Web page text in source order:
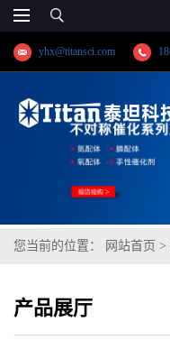
yhx@titansci.com
您当前的位置： 网站首页 >
产品展厅